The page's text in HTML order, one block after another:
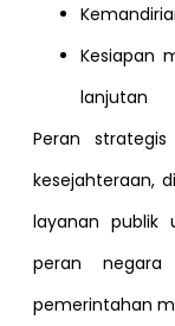
Kesiapan
lanjutan
Peran
kesejahteraan,
layanan publik
peran
pemerintahan